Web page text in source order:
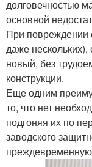
долговечностью
основной
При повреждении
даже
новый, без
конструкции.
Еще одним
то, что нет
подгоняя их по
заводского